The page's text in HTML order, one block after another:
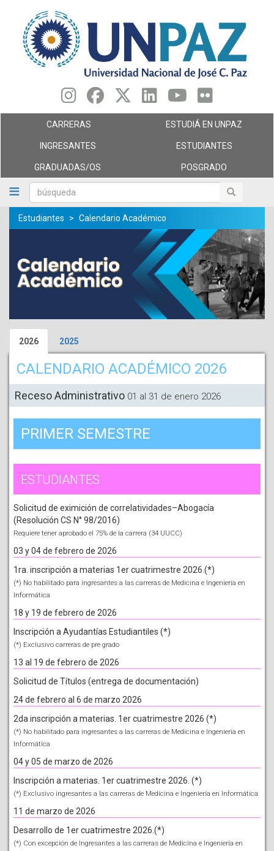
contenido
principal
búsqueda búsqueda
CARRERAS ESTUDIÁ EN UNPAZ
INGRESANTES ESTUDIANTES
GRADUADAS/OS POSGRADO
Estudiantes Calendario Académico
2026 2025
CALENDARIO ACADÉMICO 2026
Receso Administrativo 01 al 31 de enero 2026
PRIMER SEMESTRE
ESTUDIANTES
Solicitud de eximición de correlatividades–Abogacía
(Resolución CS N° 98/2016)
Requiere tener aprobado el 75% de la carrera (34 UUCC)
03 y 04 de febrero de 2026
1ra. inscripción a materias 1er cuatrimestre 2026.(*)
(*) No habilitado para ingresantes a las carreras de Medicina e Ingeniería en
Informática
18 y 19 de febrero de 2026
Inscripción a Ayudantías Estudiantiles (*)
(*) Exclusivo carreras de pre grado
13 al 19 de febrero de 2026
Solicitud de Títulos (entrega de documentación)
24 de febrero al 6 de marzo 2026
2da inscripción a materias. 1er cuatrimestre 2026 (*)
(*) No habilitado para ingresantes a las carreras de Medicina e Ingeniería en
Informática
04 y 05 de marzo de 2026
Inscripción a materias. 1er cuatrimestre 2026. (*)
(*) Exclusivo ingresantes a las carreras de Medicina e Ingeniería en Informática
11 de marzo de 2026
Desarrollo de 1er cuatrimestre 2026.(*)
(*) Con excepción de Ingresantes a las carreras de Medicina e Ingeniería en